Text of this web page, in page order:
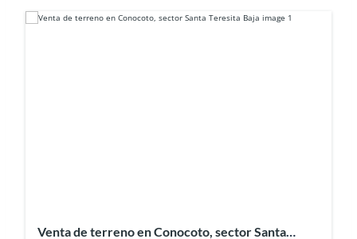
Venta de terreno en Conocoto, sector Santa